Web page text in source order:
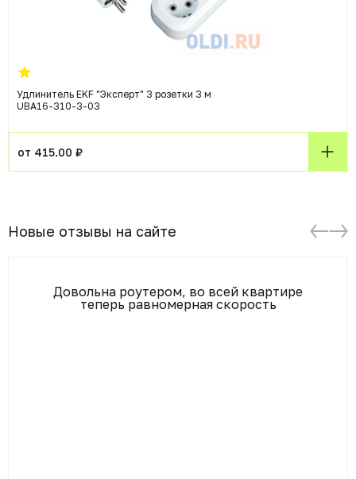
Удлинитель EKF "Эксперт" 3 розетки 3 м
UBA16-310-3-03
от 415.00 ₽
Новые отзывы на сайте
Довольна роутером, во всей квартире
теперь равномерная скорость